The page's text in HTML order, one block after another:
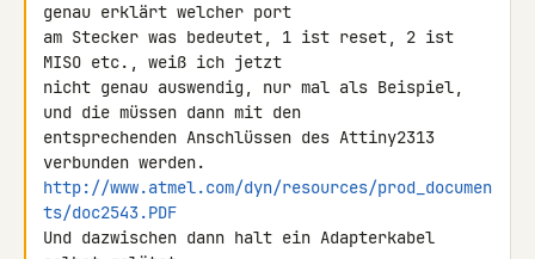
genau erklärt welcher port
am Stecker was bedeutet, 1 ist reset, 2 ist
MISO etc., weiß ich jetzt
nicht genau auswendig, nur mal als Beispiel,
und die müssen dann mit den
entsprechenden Anschlüssen des Attiny2313
http://www.atmel.com/dyn/resources/prod_documen
ts/doc2543.PDF
Und dazwischen dann halt ein Adapterkabel